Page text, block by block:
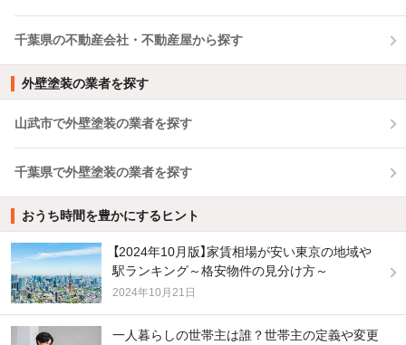
千葉県の不動産会社・不動産屋から探す
外壁塗装の業者を探す
山武市で外壁塗装の業者を探す
千葉県で外壁塗装の業者を探す
おうち時間を豊かにするヒント
【2024年10月版】家賃相場が安い東京の地域や
駅ランキング～格安物件の見分け方～
2024年10月21日
一人暮らしの世帯主は誰？世帯主の定義や変更